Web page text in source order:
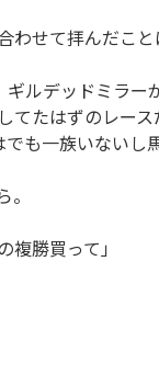
わせて拝んだこと
ルデッドミラー
てたはずのレー
も一族いないし
複勝買って」